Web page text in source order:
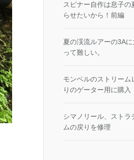
スピナー自作は息子
らせたいから！前編
夏の渓流ルアーの3A
って難しい。
モンベルのストリーム
りのゲーター用に購入
シマノリール、ストラ
ムの戻りを修理